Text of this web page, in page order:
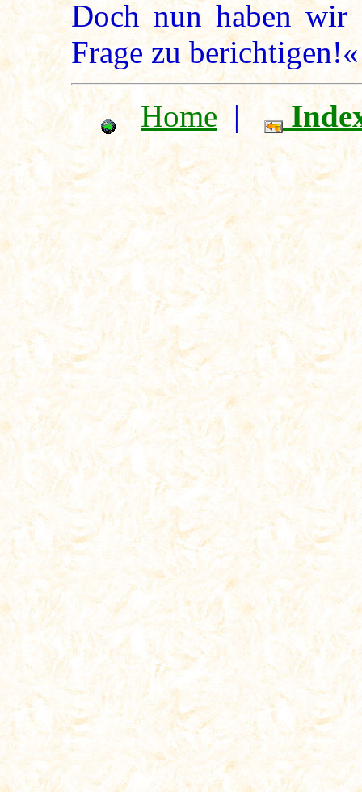
Doch nun haben wir
Frage zu berichtigen!«
Home|